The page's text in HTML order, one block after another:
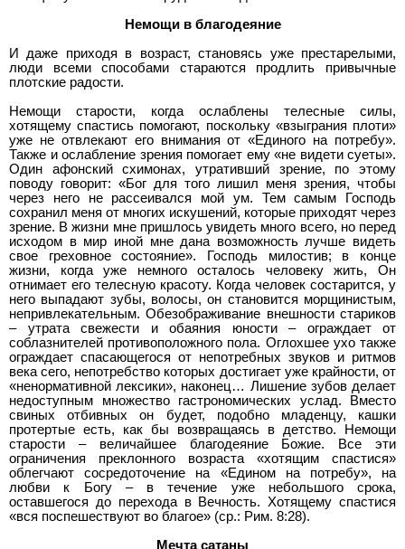
Немощи в благодеяние
И даже приходя в возраст, становясь уже престарелыми,
люди всеми способами стараются продлить привычные
плотские радости.
Немощи старости, когда ослаблены телесные силы,
хотящему спастись помогают, поскольку «взыграния плоти»
уже не отвлекают его внимания от «Единого на потребу».
Также и ослабление зрения помогает ему «не видети суеты».
Один афонский схимонах, утративший зрение, по этому
поводу говорит: «Бог для того лишил меня зрения, чтобы
через него не рассеивался мой ум. Тем самым Господь
сохранил меня от многих искушений, которые приходят через
зрение. В жизни мне пришлось увидеть много всего, но перед
исходом в мир иной мне дана возможность лучше видеть
свое греховное состояние». Господь милостив; в конце
жизни, когда уже немного осталось человеку жить, Он
отнимает его телесную красоту. Когда человек состарится, у
него выпадают зубы, волосы, он становится морщинистым,
непривлекательным. Обезображивание внешности стариков
– утрата свежести и обаяния юности – ограждает от
соблазнителей противоположного пола. Оглохшее ухо также
ограждает спасающегося от непотребных звуков и ритмов
века сего, непотребство которых достигает уже крайности, от
«ненормативной лексики», наконец… Лишение зубов делает
недоступным множество гастрономических услад. Вместо
свиных отбивных он будет, подобно младенцу, кашки
протертые есть, как бы возвращаясь в детство. Немощи
старости – величайшее благодеяние Божие. Все эти
ограничения преклонного возраста «хотящим спастися»
облегчают сосредоточение на «Едином на потребу», на
любви к Богу – в течение уже небольшого срока,
оставшегося до перехода в Вечность. Хотящему спастися
«вся поспешествуют во благое» (ср.: Рим. 8:28).
Мечта сатаны